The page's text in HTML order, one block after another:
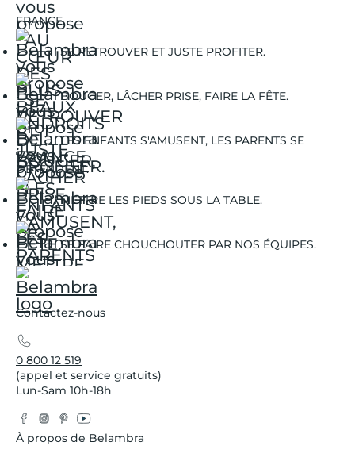
FRANCE.
SE RETROUVER ET JUSTE PROFITER.
BOUGER, LÂCHER PRISE, FAIRE LA FÊTE.
LES ENFANTS S'AMUSENT, LES PARENTS SE
DÉTENDENT.
METTRE LES PIEDS SOUS LA TABLE.
SE FAIRE CHOUCHOUTER PAR NOS ÉQUIPES.
Contactez-nous
0 800 12 519
(appel et service gratuits)
Lun-Sam 10h-18h
Facebook
Instagram
Pinterest
YouTube
À propos de Belambra